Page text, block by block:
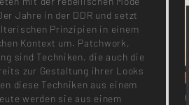
Jahre in der DDR und setzt
Prinzipien in einem
Kontext um. Patchwork,
sind Techniken, die auch die
zur Gestaltung ihrer Looks
diese Techniken aus einem
werden sie aus einem